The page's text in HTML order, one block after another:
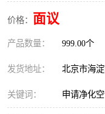
价格： 面议
产品数量： 999.00个
发货地址： 北京市海
关键词： 申请净化